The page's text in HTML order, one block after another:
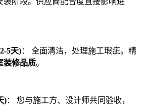
5天)： 全面清洁，处理施工瑕疵。精
装修品质。
)： 您与施工方、设计师共同验收，